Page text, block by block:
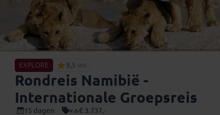
EXPLORE 8,5 (40)
Rondreis Namibië -
Internationale Groepsreis
15 dagen v.a.€ 3.737,-